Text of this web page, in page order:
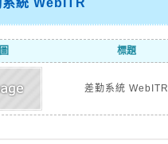
標題
差勤系統 WebITR